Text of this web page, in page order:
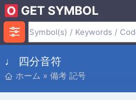
GET SYMBOL
♩ 四分音符
ホーム » 備考 記号